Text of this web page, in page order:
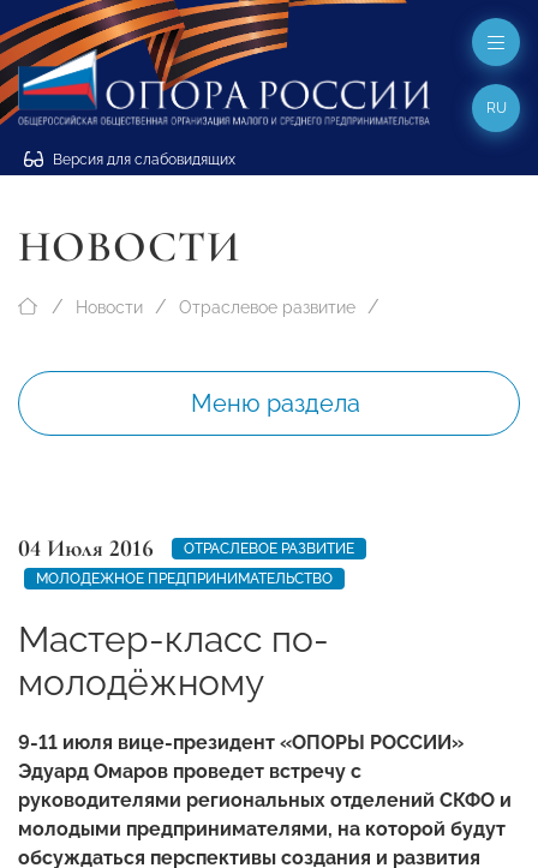
Версия для слабовидящих
RU
НОВОСТИ
Новости Отраслевое развитие
Меню раздела
04 Июля 2016
ОТРАСЛЕВОЕ РАЗВИТИЕ
МОЛОДЕЖНОЕ ПРЕДПРИНИМАТЕЛЬСТВО
Мастер-класс по-
молодёжному
9-11 июля вице-президент «ОПОРЫ РОССИИ»
Эдуард Омаров проведет встречу с
руководителями региональных отделений СКФО и
молодыми предпринимателями, на которой будут
обсуждаться перспективы создания и развития